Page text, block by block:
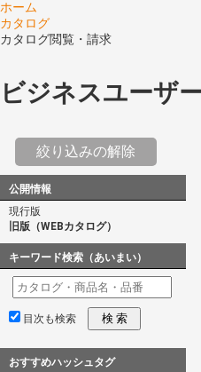
ホーム
カタログ
カタログ閲覧・請求
ビジネスユーザ
絞り込みの解除
公開情報
現行版
旧版（WEBカタログ）
キーワード検索（あいまい）
目次も検索 検 索
おすすめハッシュタグ